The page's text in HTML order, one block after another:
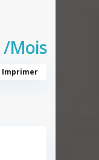
/Mois
Imprimer